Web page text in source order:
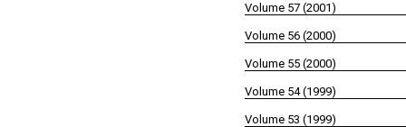
Volume 57 (2001)
Volume 56 (2000)
Volume 55 (2000)
Volume 54 (1999)
Volume 53 (1999)